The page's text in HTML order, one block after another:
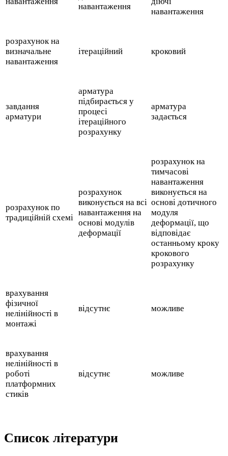
навантаження
навантаження
розрахунок на
визначальне
навантаження
ітераційний кроковий
завдання
арматури
арматура
підбирається у
процесі
ітераційного
розрахунку
арматура
задається
розрахунок по
традиційній схемі
розрахунок
виконується на всі
навантаження на
основі модулів
деформації
розрахунок на
тимчасові
навантаження
виконується на
основі дотичного
модуля
деформації, що
відповідає
останньому кроку
крокового
розрахунку
врахування
фізичної
нелінійності в
монтажі
відсутнє можливе
врахування
нелінійності в
роботі
платформних
стиків
відсутнє можливе
Список літератури